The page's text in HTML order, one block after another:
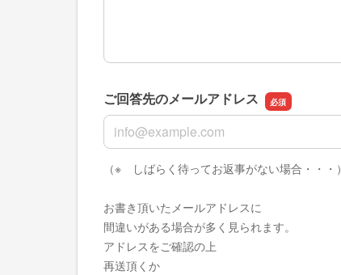
ご回答先のメールアドレス
ご回答先のメールアドレス
（※ しばらく待ってお返事がない場合・・・）
お書き頂いたメールアドレスに
間違いがある場合が多く見られます。
アドレスをご確認の上
再送頂くか